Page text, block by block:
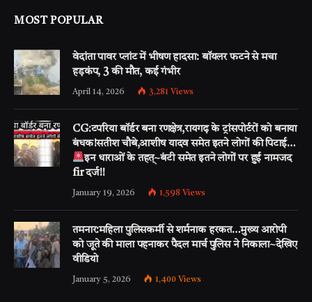
MOST POPULAR
वेदांता पावर प्लांट में भीषण हादसा: बॉयलर फटने से मचा
हड़कंप, 3 की मौत, कई गंभीर
April 14, 2026 3,281 Views
CG:टपरिया बॉर्डर बना रणक्षेत्र,रायगढ़ के ट्रांसपोर्टरों को बनाया
बंधक!सतीश चौबे,आशीष यादव समेत इतने लोगों की पिटाई…
इन धाराओं के तहत्~बंटी समेत इतने लोगों पर हुई नामजद
fir दर्ज!!
January 19, 2026 1,598 Views
तमनार:महिला पुलिसकर्मी से शर्मनाक हरकत…मुख्य आरोपी
को जूते की माला पहनाकर पैदल मार्च पुलिस ने निकाला~देखिए
वीडियो
January 5, 2026 1,400 Views